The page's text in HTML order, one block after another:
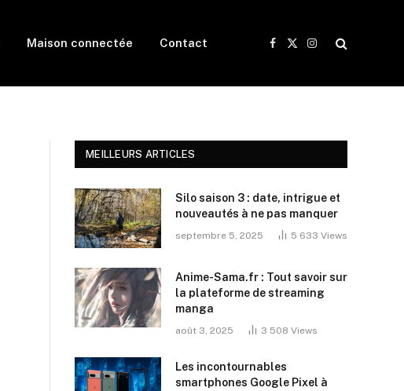
Maison connectée Contact
Facebook
X
Instagram
MEILLEURS ARTICLES
Silo saison 3 : date, intrigue et
nouveautés à ne pas manquer
septembre 5, 2025 5 633 Views
Anime-Sama.fr : Tout savoir sur
la plateforme de streaming
manga
août 3, 2025 3 508 Views
Les incontournables
smartphones Google Pixel à